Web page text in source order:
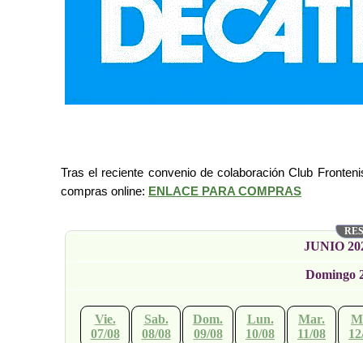
Tras el reciente convenio de colaboración Club
compras online: ENLACE PARA COMPRAS
JUNIO
Domingo
Vie.
07/08
Sab.
08/08
Dom.
09/08
Lun.
10/08
Mar.
11/08